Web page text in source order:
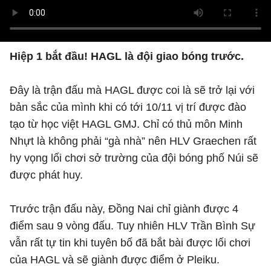
Hiệp 1 bắt đầu! HAGL là đội giao bóng trước.
Đây là trận đấu mà HAGL được coi là sẽ trở lại với
bản sắc của mình khi có tới 10/11 vị trí được đào
tạo từ học việt HAGL GMJ. Chỉ có thủ môn Minh
Nhựt là không phải “gà nhà” nên HLV Graechen rất
hy vọng lối chơi sở trường của đội bóng phố Núi sẽ
được phát huy.
Trước trận đấu này, Đồng Nai chỉ giành được 4
điểm sau 9 vòng đấu. Tuy nhiên HLV Trần Bình Sự
vẫn rất tự tin khi tuyên bố đã bắt bài được lối chơi
của HAGL và sẽ giành được điểm ở Pleiku.